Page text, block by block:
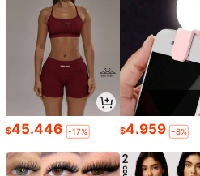
$45.446 -17% $4.959 -8%